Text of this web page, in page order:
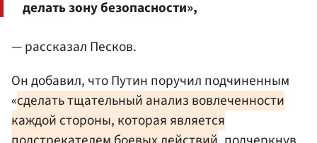
делать зону безопасности»,
— рассказал Песков.
Он добавил, что Путин поручил подчиненным
«сделать тщательный анализ вовлеченности
каждой стороны, которая является